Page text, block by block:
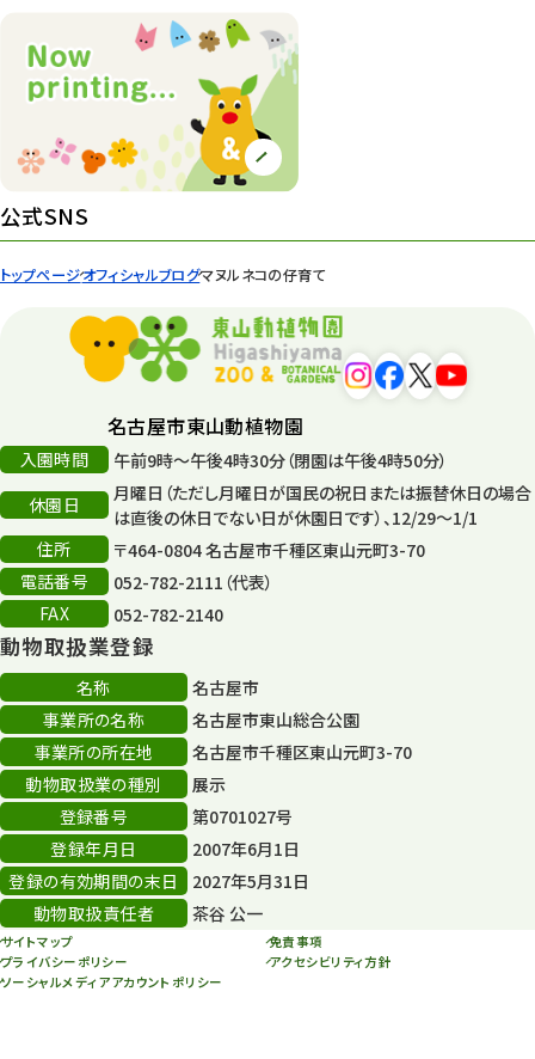
トップページオフィシャルブログマヌルネコの仔育て
イベント
園内の様子
遊園地 6
平和公園
再生
再生フォーラム 14
80周年
その他
その他イベント
スカイタワー
年末年始のイベント
秋まつり
公式SNS
名古屋市東山動植物園
入園時間
午前9時～午後4時30分（閉園は午後4時50分）
休園日
月曜日（ただし月曜日が国民の祝日または振替休日の場合
は直後の休日でない日が休園日です）、12/29～1/1
住所
〒464-0804 名古屋市千種区東山元町3-70
電話番号
052-782-2111（代表）
FAX
052-782-2140
動物取扱業登録
名称
名古屋市
事業所の名称
名古屋市東山総合公園
事業所の所在地
名古屋市千種区東山元町3-70
動物取扱業の種別
展示
登録番号
第0701027号
登録年月日
2007年6月1日
登録の有効期間の末日
2027年5月31日
動物取扱責任者
茶谷 公一
サイトマップ
免責事項
プライバシーポリシー
アクセシビリティ方針
ソーシャルメディアアカウントポリシー